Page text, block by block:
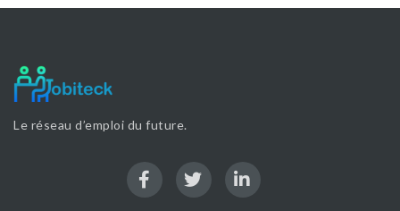
Le réseau d’emploi du future.